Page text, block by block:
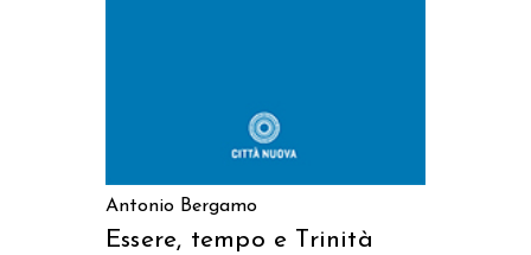
Antonio Bergamo
Essere, tempo e Trinità